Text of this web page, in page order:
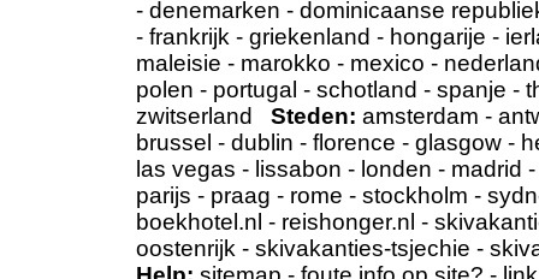
- denemarken - dominicaanse
- frankrijk - griekenland - hongarije -
maleisie - marokko - mexico -
polen - portugal - schotland - spanje -
zwitserland
Steden: amsterdam -
brussel - dublin - florence - glasgow -
las vegas - lissabon - londen - madrid
parijs - praag - rome - stockholm -
boekhotel.nl - reishonger.nl -
oostenrijk - skivakanties-tsjechie -